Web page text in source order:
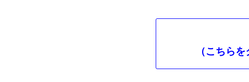
（こちら